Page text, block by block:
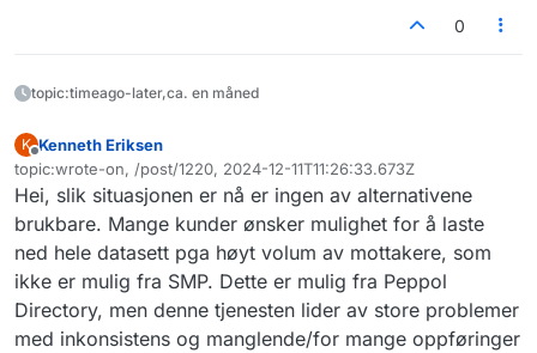
"name"
}
],
"countryCode"
"NO"
"websites"
"www.digdir.no"
],
"regDate": "2019-03-29"
}
0
topic:timeago-later,ca. en måned
K
Frakoblet
Kenneth Eriksen
topic:wrote-on, /post/1220, 2024-12-11T11:26:33.673Z
Sist endret av
Hei, slik situasjonen er nå er ingen av alternativene
brukbare. Mange kunder ønsker mulighet for å laste
ned hele datasett pga høyt volum av mottakere, som
ikke er mulig fra SMP. Dette er mulig fra Peppol
Directory, men denne tjenesten lider av store problemer
med inkonsistens og manglende/for mange oppføringer